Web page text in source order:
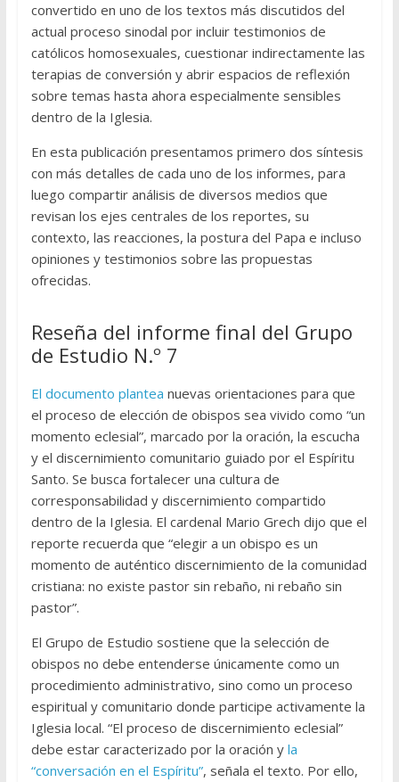
convertido en uno de los textos más discutidos del
actual proceso sinodal por incluir testimonios de
católicos homosexuales, cuestionar indirectamente las
terapias de conversión y abrir espacios de reflexión
sobre temas hasta ahora especialmente sensibles
dentro de la Iglesia.
En esta publicación presentamos primero dos síntesis
con más detalles de cada uno de los informes, para
luego compartir análisis de diversos medios que
revisan los ejes centrales de los reportes, su
contexto, las reacciones, la postura del Papa e incluso
opiniones y testimonios sobre las propuestas
ofrecidas.
Reseña del informe final del Grupo
de Estudio N.º 7
El documento plantea nuevas orientaciones para que
el proceso de elección de obispos sea vivido como “un
momento eclesial”, marcado por la oración, la escucha
y el discernimiento comunitario guiado por el Espíritu
Santo. Se busca fortalecer una cultura de
corresponsabilidad y discernimiento compartido
dentro de la Iglesia. El cardenal Mario Grech dijo que el
reporte recuerda que “elegir a un obispo es un
momento de auténtico discernimiento de la comunidad
cristiana: no existe pastor sin rebaño, ni rebaño sin
pastor”.
El Grupo de Estudio sostiene que la selección de
obispos no debe entenderse únicamente como un
procedimiento administrativo, sino como un proceso
espiritual y comunitario donde participe activamente la
Iglesia local. “El proceso de discernimiento eclesial”
debe estar caracterizado por la oración y la
“conversación en el Espíritu”, señala el texto. Por ello,